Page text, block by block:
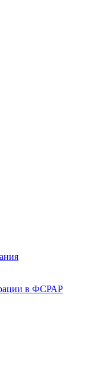
в ФСРАР